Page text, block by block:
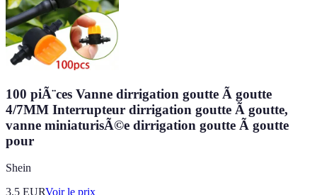
100 piÃ¨ces Vanne dirrigation goutte Ã goutte
4/7MM Interrupteur dirrigation goutte Ã goutte,
vanne miniaturisÃ©e dirrigation goutte Ã goutte
pour
Shein
3.5 EURVoir le prix